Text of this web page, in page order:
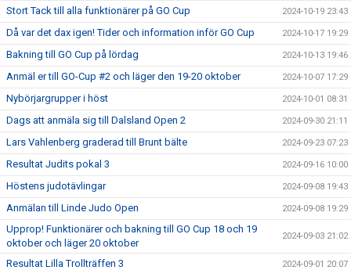
Stort Tack till alla funktionärer på GO Cup 2024-10-19 23:43
Då var det dax igen! Tider och information inför GO Cup 2024-10-17 19:29
Bakning till GO Cup på lördag 2024-10-13 19:46
Anmäl er till GO-Cup #2 och läger den 19-20 oktober 2024-10-07 17:29
Nybörjargrupper i höst 2024-10-01 08:31
Dags att anmäla sig till Dalsland Open 2 2024-09-30 21:11
Lars Vahlenberg graderad till Brunt bälte 2024-09-23 07:23
Resultat Judits pokal 3 2024-09-16 10:00
Höstens judotävlingar 2024-09-08 19:43
Anmälan till Linde Judo Open 2024-09-08 19:29
Upprop! Funktionärer och bakning till GO Cup 18 och 19
oktober och läger 20 oktober
2024-09-03 21:02
Resultat Lilla Trollträffen 3 2024-09-01 20:07